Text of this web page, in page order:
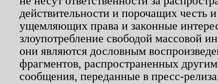
действительности и порочащих честь
ущемляющих права и законные
злоупотребление свободой массовой
они являются дословным
фрагментов, распространенных
сообщения, переданные в пресс-